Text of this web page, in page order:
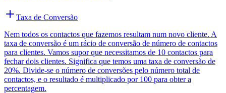
Taxa de Conversão
Nem todos os contactos que fazemos resultam num novo cliente. A
taxa de conversão é um rácio de conversão de número de contactos
para clientes. Vamos supor que necessitamos de 10 contactos para
fechar dois clientes. Significa que temos uma taxa de conversão de
20%. Divide-se o número de conversões pelo número total de
contactos, e o resultado é multiplicado por 100 para obter a
percentagem.